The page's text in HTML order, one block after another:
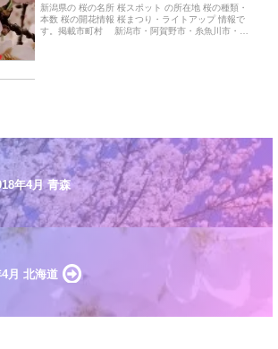
新潟県の 桜の名所 桜スポット の所在地 桜の種類・
本数 桜の開花情報 桜まつり・ライトアップ 情報で
す。掲載市町村 新潟市・阿賀野市・糸魚川市・魚
年4月 青森
月 北海道